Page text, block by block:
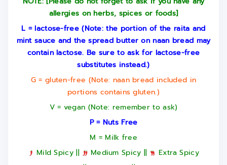
allergies on herbs, spices or foods]
L = lactose-free (Note: the portion of the raita and
mint sauce and the spread butter on naan bread may
contain lactose. Be sure to ask for lactose-free
substitutes instead.)
G = gluten-free (Note: naan bread included in
portions contains gluten.)
V = vegan (Note: remember to ask)
P = Nuts Free
M = Milk free
Mild Spicy ||
Medium Spicy ||
Extra Spicy